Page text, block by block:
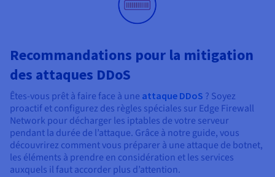
Recommandations pour la mitigation
des attaques DDoS
Êtes-vous prêt à faire face à une attaque DDoS ? Soyez
proactif et configurez des règles spéciales sur Edge Firewall
Network pour décharger les iptables de votre serveur
pendant la durée de l’attaque. Grâce à notre guide, vous
découvrirez comment vous préparer à une attaque de botnet,
les éléments à prendre en considération et les services
auxquels il faut accorder plus d’attention.